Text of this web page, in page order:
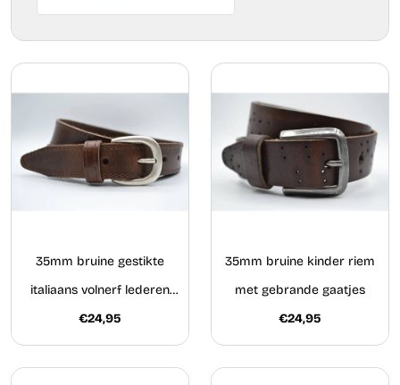
35mm bruine gestikte
italiaans volnerf lederen
riem
€24,95
35mm bruine kinder riem
met gebrande gaatjes
€24,95